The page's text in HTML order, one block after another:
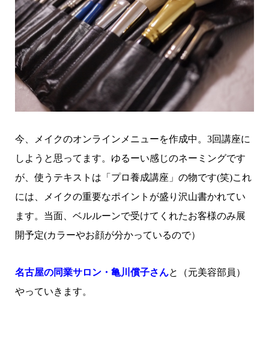
今、メイクのオンラインメニューを作成中。3回講座に
しようと思ってます。ゆるーい感じのネーミングです
が、使うテキストは「プロ養成講座」の物です(笑)これ
には、メイクの重要なポイントが盛り沢山書かれてい
ます。当面、ベルルーンで受けてくれたお客様のみ展
開予定(カラーやお顔が分かっているので）
名古屋の同業サロン・亀川償子さんと（元美容部員）
やっていきます。